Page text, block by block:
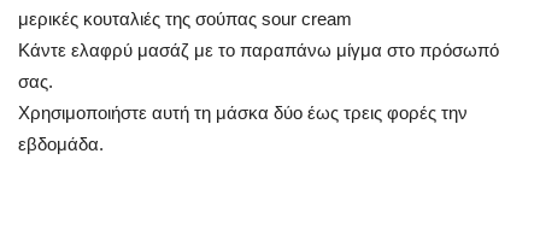
μερικές κουταλιές της σούπας sour cream
Κάντε ελαφρύ μασάζ με το παραπάνω μίγμα στο πρόσωπό
σας.
Χρησιμοποιήστε αυτή τη μάσκα δύο έως τρεις φορές την
εβδομάδα.